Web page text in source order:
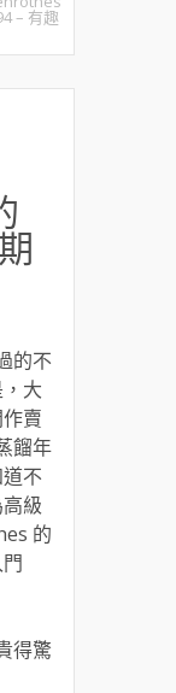
– 有趣
的不
大
賣
餾年
不
級
的
得驚